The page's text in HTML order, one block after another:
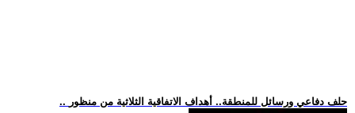
.. حلف دفاعي ورسائل للمنطقة.. أهداف الاتفاقية الثلاثية من منظور